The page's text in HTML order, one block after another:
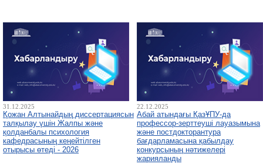
31.12.2025
Қожан Алтынайдың диссертациясын
талқылау үшін Жалпы және
қолданбалы психология
кафедрасының кеңейтілген
отырысы өтеді - 2026
22.12.2025
Абай атындағы ҚазҰПУ-да
профессор-зерттеуші лауазымына
және постдокторантура
бағдарламасына қабылдау
конкурсының нәтижелері
жарияланды